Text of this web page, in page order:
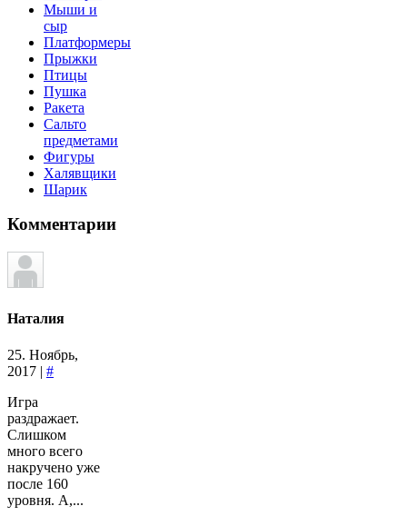
Мыши и
сыр
Платформеры
Прыжки
Птицы
Пушка
Ракета
Сальто
предметами
Фигуры
Халявщики
Шарик
Комментарии
Наталия
25. Ноябрь,
2017 | #
Игра
раздражает.
Слишком
много всего
накручено уже
после 160
уровня. А,...